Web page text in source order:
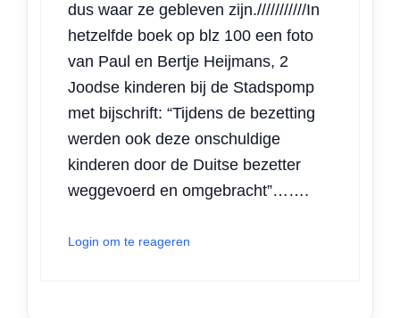
dus waar ze gebleven zijn.///////////In
hetzelfde boek op blz 100 een foto
van Paul en Bertje Heijmans, 2
Joodse kinderen bij de Stadspomp
met bijschrift: “Tijdens de bezetting
werden ook deze onschuldige
kinderen door de Duitse bezetter
weggevoerd en omgebracht”…….
Login om te reageren